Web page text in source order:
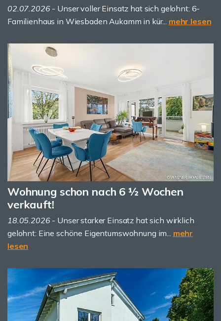
02.07.2026- Unser voller Einsatz hat sich gelohnt: 6-
Familienhaus in Wiesbaden Aukamm in kür... mehr lesen
Wohnung schon nach 6 ½ Wochen
verkauft!
18.05.2026- Unser starker Einsatz hat sich wirklich
gelohnt: Eine schöne Eigentumswohnung im... mehr
lesen